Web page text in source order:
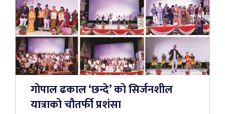
गोपाल ढकाल ‘छन्दे’ को सिर्जनशील
यात्राको चौतर्फी प्रशंसा